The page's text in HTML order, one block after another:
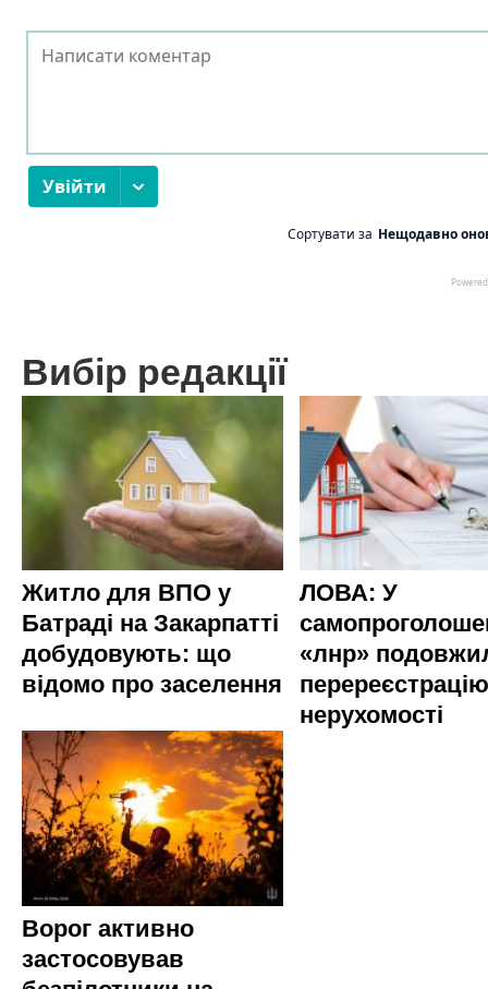
Вибір редакції
Житло для ВПО у
Батраді на Закарпатті
добудовують: що
відомо про заселення
ЛОВА: У
«лнр»
перереєстрацію
нерухомості
Ворог активно
застосовував